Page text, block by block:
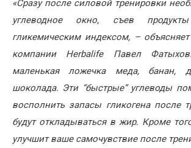
«Сразу после силовой тренировки
углеводное окно, съев
гликемическим индексом, – объясняет
компании Herbalife
Павел
маленькая ложечка меда, банан,
шоколада. Эти “быстрые” углеводы
восполнить запасы гликогена после
будут откладываться в жир. Кроме
улучшит ваше самочувствие после